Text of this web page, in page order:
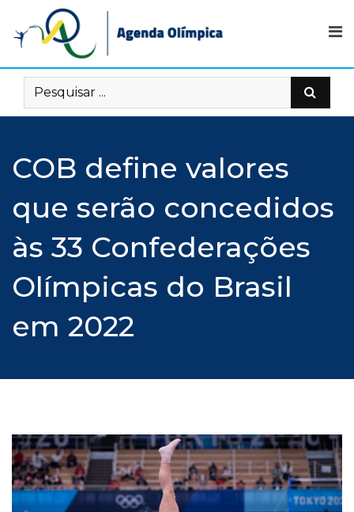
content
COB define valores
que serão concedidos
às 33 Confederações
Olímpicas do Brasil
em 2022